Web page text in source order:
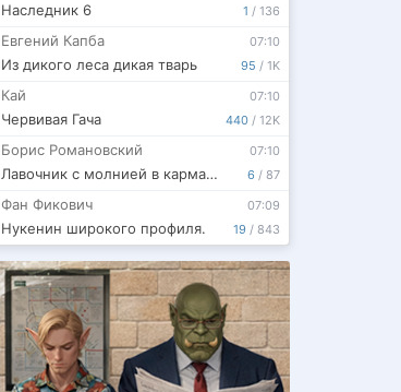
1 / 136
Наследник 6
95 / 1K
07:10
Евгений Капба
Из дикого леса дикая тварь
440 / 12K
07:10
Кай
Червивая Гача
6 / 87
07:10
Борис Романовский
Лавочник с молнией в кармане. Том 3
19 / 843
07:09
Фан Фикович
Нукенин широкого профиля.